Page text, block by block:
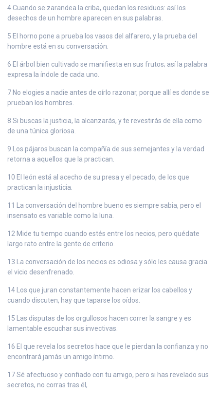
4 Cuando se zarandea la criba, quedan los residuos: así los
desechos de un hombre aparecen en sus palabras.
5 El horno pone a prueba los vasos del alfarero, y la prueba del
hombre está en su conversación.
6 El árbol bien cultivado se manifiesta en sus frutos; así la palabra
expresa la índole de cada uno.
7 No elogies a nadie antes de oírlo razonar, porque allí es donde se
prueban los hombres.
8 Si buscas la justicia, la alcanzarás, y te revestirás de ella como
de una túnica gloriosa.
9 Los pájaros buscan la compañía de sus semejantes y la verdad
retorna a aquellos que la practican.
10 El león está al acecho de su presa y el pecado, de los que
practican la injusticia.
11 La conversación del hombre bueno es siempre sabia, pero el
insensato es variable como la luna.
12 Mide tu tiempo cuando estés entre los necios, pero quédate
largo rato entre la gente de criterio.
13 La conversación de los necios es odiosa y sólo les causa gracia
el vicio desenfrenado.
14 Los que juran constantemente hacen erizar los cabellos y
cuando discuten, hay que taparse los oídos.
15 Las disputas de los orgullosos hacen correr la sangre y es
lamentable escuchar sus invectivas.
16 El que revela los secretos hace que le pierdan la confianza y no
encontrará jamás un amigo íntimo.
17 Sé afectuoso y confiado con tu amigo, pero si has revelado sus
secretos, no corras tras él,